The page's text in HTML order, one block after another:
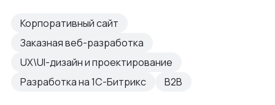
Корпоративный сайт
Заказная веб-разработка
UX\UI-дизайн и проектирование
Разработка на 1С-Битрикс
B2B